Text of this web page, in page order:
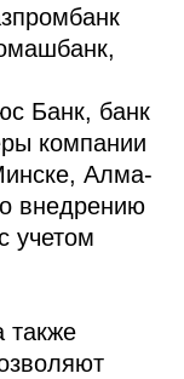
Банк, банк
компании
Алма-
внедрению
учетом
также